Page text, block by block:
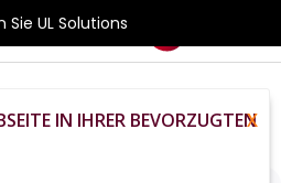
Sie UL Solutions
Best Gpus
IN IHRER BEVORZUGTEN
X